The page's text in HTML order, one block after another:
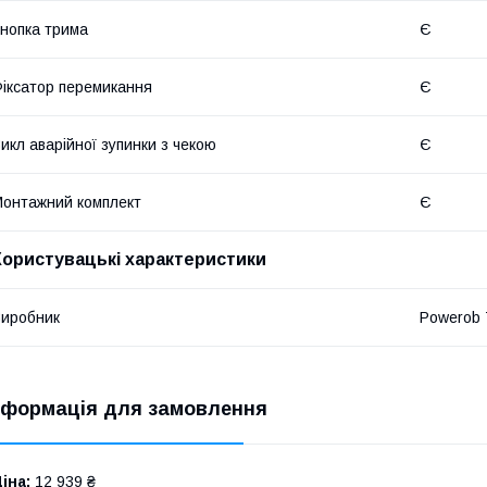
трима Є
перемикання Є
аварійної зупинки з чекою Є
комплект Є
характеристики
Powerob
для замовлення
12 939 ₴